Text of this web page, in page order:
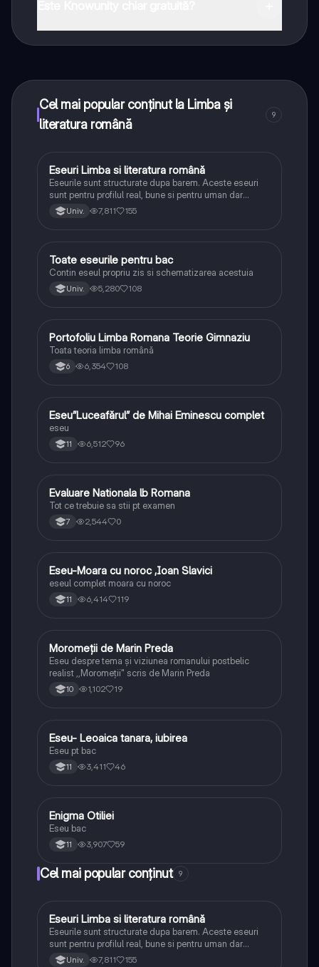
Cel mai popular conținut la Limba și
literatura română
9
Limba și literatura română
Eseuri Limba si literatura română
Eseurile sunt structurate dupa barem. Aceste eseuri
sunt pentru profilul real, bune si pentru uman dar
lipsesc relatiile dintre personaje si caracrerizarile.
Univ. 7,811 155
Limba și literatura română
Toate eseurile pentru bac
Contin eseul propriu zis si schematizarea acestuia
Univ. 5,280 108
Limba și literatura română
Portofoliu Limba Romana Teorie Gimnaziu
Toata teoria limba română
6 6,354 108
Limba și literatura română
Eseu”Luceafărul” de Mihai Eminescu complet
eseu
11 6,512 96
Limba și literatura română
Evaluare Nationala lb Romana
Tot ce trebuie sa stii pt examen
7 2,544 0
Limba și literatura română
Eseu-Moara cu noroc ,Ioan Slavici
eseul complet moara cu noroc
11 6,414 119
Limba și literatura română
Moromeții de Marin Preda
Eseu despre tema și viziunea romanului postbelic
realist ,,Moromeții" scris de Marin Preda
10 1,102 19
Limba și literatura română
Eseu- Leoaica tanara, iubirea
Eseu pt bac
11 3,411 46
Limba și literatura română
Enigma Otiliei
Eseu bac
11 3,907 59
Cel mai popular conținut 9
Limba și literatura română
Eseuri Limba si literatura română
Eseurile sunt structurate dupa barem. Aceste eseuri
sunt pentru profilul real, bune si pentru uman dar
lipsesc relatiile dintre personaje si caracrerizarile.
Univ. 7,811 155